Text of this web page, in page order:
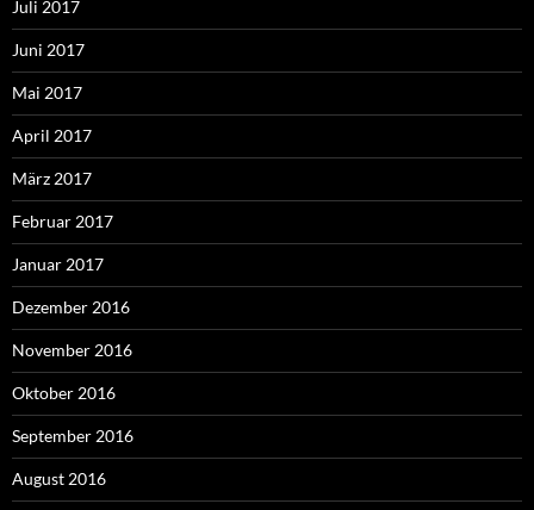
Juli 2017
Juni 2017
Mai 2017
April 2017
März 2017
Februar 2017
Januar 2017
Dezember 2016
November 2016
Oktober 2016
September 2016
August 2016